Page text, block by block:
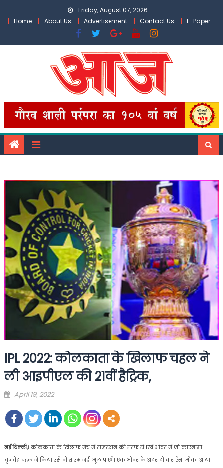
Friday, August 07, 2026
Home
About Us Advertisement Contact Us E-Paper
IPL 2022: कोलकाता के खिलाफ चहल ने
ली आइपीएल की 21वीं हैट्रिक,
Posted
April 19, 2022
नई दिल्ली,। कोलकाता के खिलाफ मैच में राजस्थान की तरफ से 17वें ओवर में जो कारनामा
युजवेंद्र चहल ने किया उसे वो ताउम्र नहीं भूल पाएंगे। एक ओवर के अंदर दो बार ऐसा मौका आया